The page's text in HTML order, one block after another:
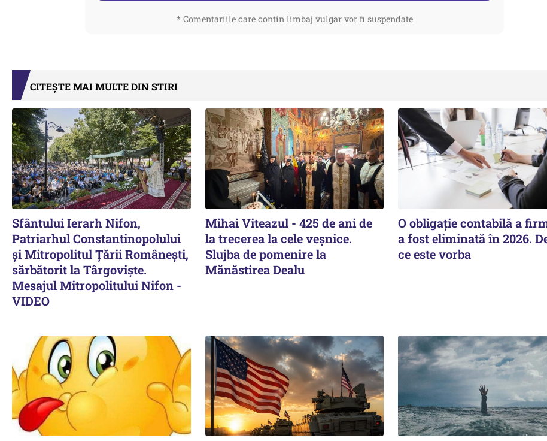
* Comentariile care contin limbaj vulgar vor fi suspendate
CITEȘTE MAI MULTE DIN STIRI
Sfântului Ierarh Nifon,
Patriarhul Constantinopolului
și Mitropolitul Țării Românești,
sărbătorit la Târgoviște.
Mesajul Mitropolitului Nifon -
VIDEO
Mihai Viteazul - 425 de ani de
la trecerea la cele veșnice.
Slujba de pomenire la
Mănăstirea Dealu
O obligație contabilă a
a fost eliminată în 2026.
ce este vorba